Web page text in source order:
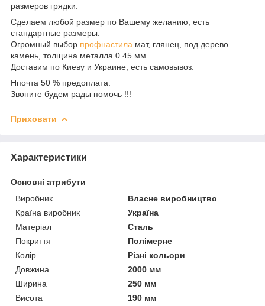
размеров грядки.
Сделаем любой размер по Вашему желанию, есть
стандартные размеры.
Огромный выбор профнастила мат, глянец, под дерево
камень, толщина металла 0.45 мм.
Доставим по Киеву и Украине, есть самовывоз.
Нпочта 50 % предоплата.
Звоните будем рады помочь !!!
Приховати
Характеристики
Основні атрибути
Виробник
Власне виробництво
Країна виробник
Україна
Матеріал
Сталь
Покриття
Полімерне
Колір
Різні кольори
Довжина
2000 мм
Ширина
250 мм
Висота
190 мм